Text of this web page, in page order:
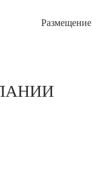
Размещение